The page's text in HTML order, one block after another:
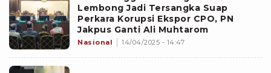
Lembong Jadi Tersangka Suap
Perkara Korupsi Ekspor CPO, PN
Jakpus Ganti Ali Muhtarom
Nasional 14/04/2025 - 14:47